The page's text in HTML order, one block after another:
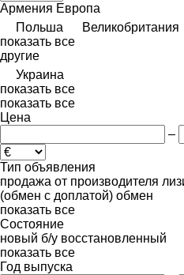
Армения Европа
Польша
Великобритания
показать все
другие
Украина
показать все
показать все
Цена
–
Тип объявления
продажа от производителя
(обмен с доплатой) обмен
показать все
Состояние
новый б/у восстановленный
показать все
Год выпуска